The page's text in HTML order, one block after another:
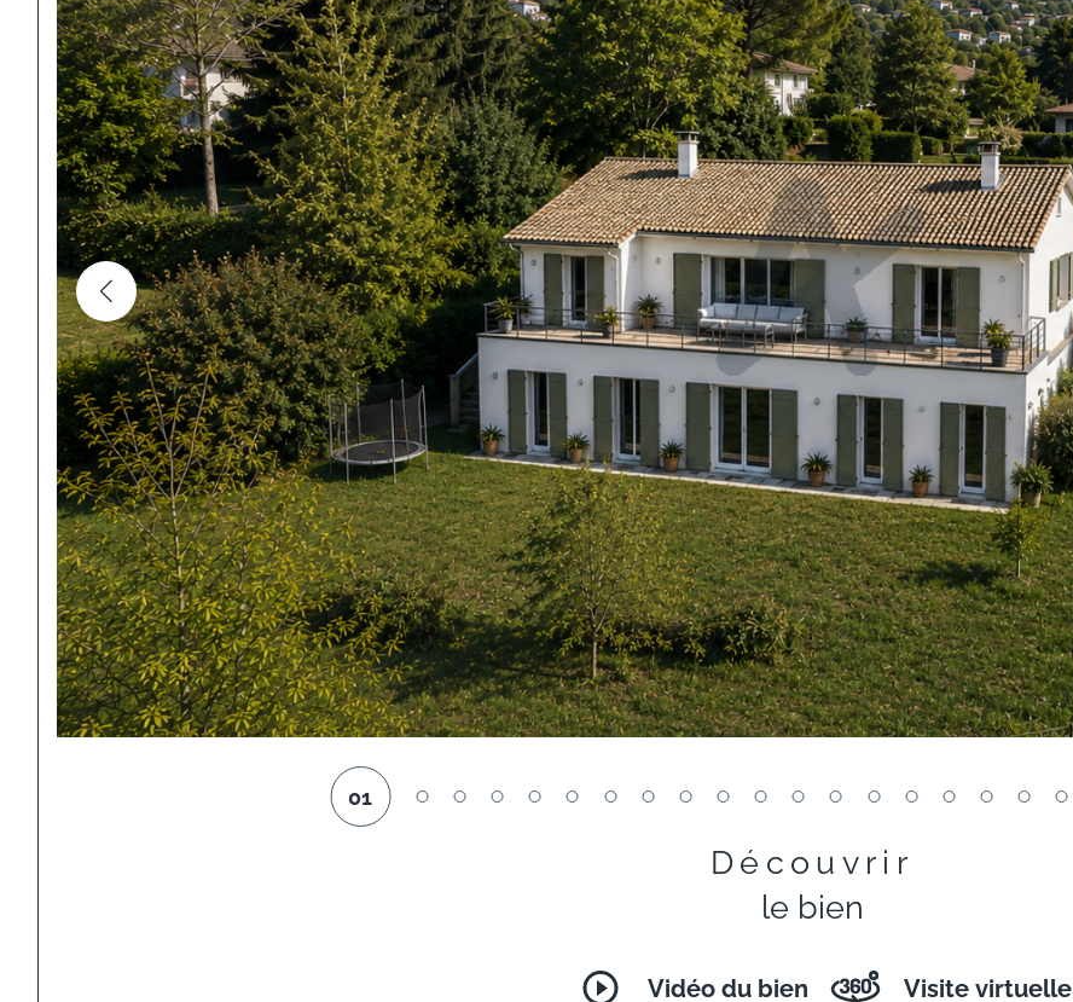
01
Découvrir
le bien
Vidéo du bien Visite virtuelle